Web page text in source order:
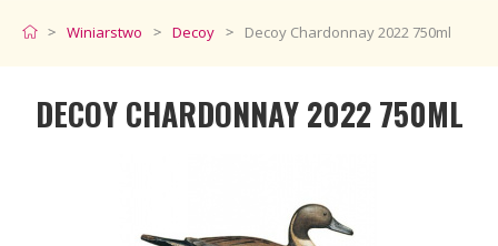
Winiarstwo Decoy Decoy Chardonnay 2022 750ml
DECOY CHARDONNAY 2022 750ML